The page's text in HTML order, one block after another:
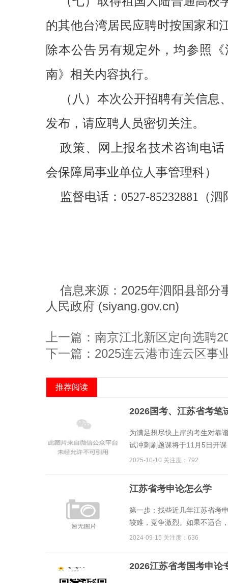
的其他台湾居民应聘时按国家和
除本公告另有规定外，均参照
南》相关内容执行。
（八）本次公开招聘有关信
发布，请应聘人员密切关注。
政策、网上报名技术咨询电话
会保障局事业单位人事管理科）
监督电话：0527-85232881（
信息来源：2025年泗阳县部分
人民政府 (siyang.gov.cn)
上一篇：南京江北新区定向选聘
下一篇：2025连云港市连云区事
推荐阅读
2026国考、江苏省考笔
为满足想尽快上岸的考生对靠
试冲刺刷题课将于11月5日开
2025-10-10 关注度：792
江苏省考申论怎么学
第一步：找些近几年江苏省考
较难，竞争激烈。如果不适合
2024-09-15 关注度：636
2026江苏省考国考申论